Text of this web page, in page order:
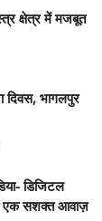
क्षेत्र में मजबूत
दिवस, भागलपुर
डिजिटल
एक सशक्त आवाज़